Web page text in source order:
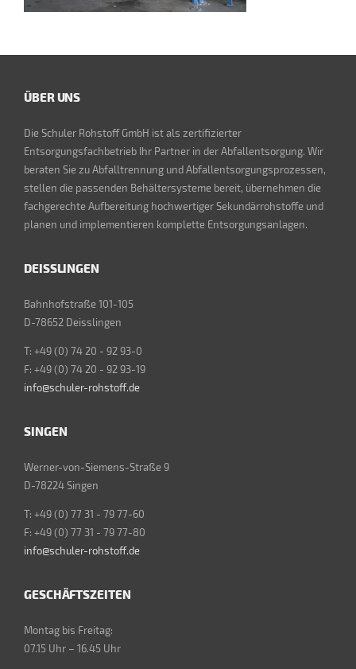
ÜBER UNS
Die Schuler Rohstoff GmbH ist als zertifizierter
Entsorgungsfachbetrieb Ihr Partner in der Abfallentsorgung. Wir
beraten Sie zu Abfalltrennung und Abfallentsorgungsprozessen,
stellen die passenden Behältersysteme bereit, übernehmen die
fachgerechte Aufbereitung hochwertiger Sekundärrohstoffe und
planen und implementieren komplette Entsorgungsanlagen.
DEISSLINGEN
Bahnhofstraße 101-105
D-78652 Deisslingen
T: +49 (0) 74 20 - 92 93-0
F: +49 (0) 74 20 - 92 93-19
info@schuler-rohstoff.de
SINGEN
Werner-von-Siemens-Straße 9
D-78224 Singen
T: +49 (0) 77 31 - 79 77-60
F: +49 (0) 77 31 - 79 77-80
info@schuler-rohstoff.de
GESCHÄFTSZEITEN
Montag bis Freitag:
07.15 Uhr – 16.45 Uhr